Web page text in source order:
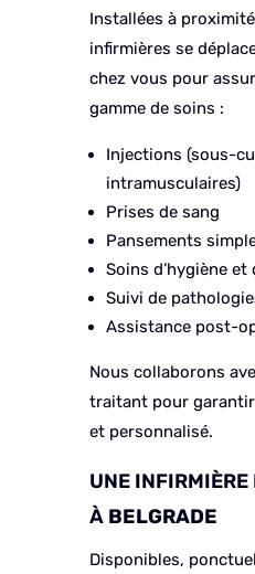
Installées à
infirmières se
chez vous pour
gamme de soins :
Injections (sous-
intramusculaires)
Prises de sang
Pansements
Soins d’hygiène
Suivi de
Assistance post-
Nous collaborons
traitant pour
et personnalisé.
UNE
À BELGRADE
Disponibles,